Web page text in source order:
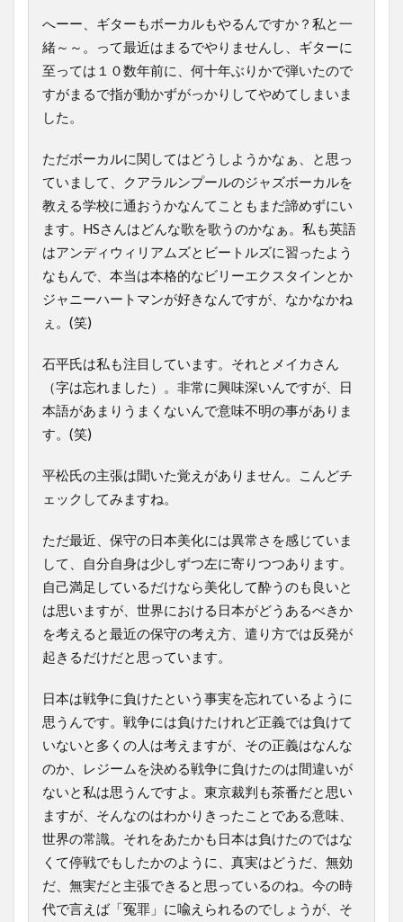
へーー、ギターもボーカルもやるんですか？私と一
緒～～。って最近はまるでやりませんし、ギターに
至っては１０数年前に、何十年ぶりかで弾いたので
すがまるで指が動かずがっかりしてやめてしまいま
した。
ただボーカルに関してはどうしようかなぁ、と思っ
ていまして、クアラルンプールのジャズボーカルを
教える学校に通おうかなんてこともまだ諦めずにい
ます。HSさんはどんな歌を歌うのかなぁ。私も英語
はアンディウィリアムズとビートルズに習ったよう
なもんで、本当は本格的なビリーエクスタインとか
ジャニーハートマンが好きなんですが、なかなかね
ぇ。(笑)
石平氏は私も注目しています。それとメイカさん
（字は忘れました）。非常に興味深いんですが、日
本語があまりうまくないんで意味不明の事がありま
す。(笑)
平松氏の主張は聞いた覚えがありません。こんどチ
ェックしてみますね。
ただ最近、保守の日本美化には異常さを感じていま
して、自分自身は少しずつ左に寄りつつあります。
自己満足しているだけなら美化して酔うのも良いと
は思いますが、世界における日本がどうあるべきか
を考えると最近の保守の考え方、遣り方では反発が
起きるだけだと思っています。
日本は戦争に負けたという事実を忘れているように
思うんです。戦争には負けたけれど正義では負けて
いないと多くの人は考えますが、その正義はなんな
のか、レジームを決める戦争に負けたのは間違いが
ないと私は思うんですよ。東京裁判も茶番だと思い
ますが、そんなのはわかりきったことである意味、
世界の常識。それをあたかも日本は負けたのではな
くて停戦でもしたかのように、真実はどうだ、無効
だ、無実だと主張できると思っているのね。今の時
代で言えば「冤罪」に喩えられるのでしょうが、そ